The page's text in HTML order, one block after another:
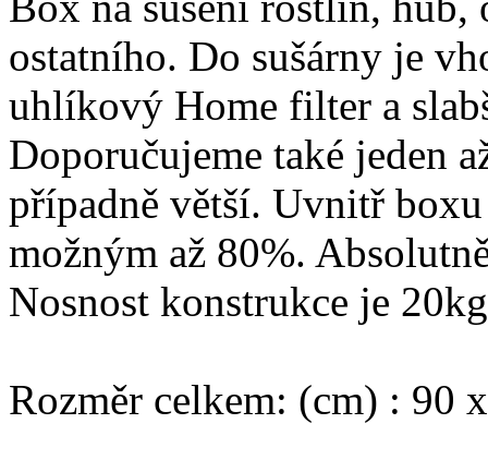
ostatního. Do sušárny je
uhlíkový Home filter a
Doporučujeme také jeden
případně větší. Uvnitř
možným až 80%.
Nosnost konstrukce je
Rozměr celkem: (cm) : 90